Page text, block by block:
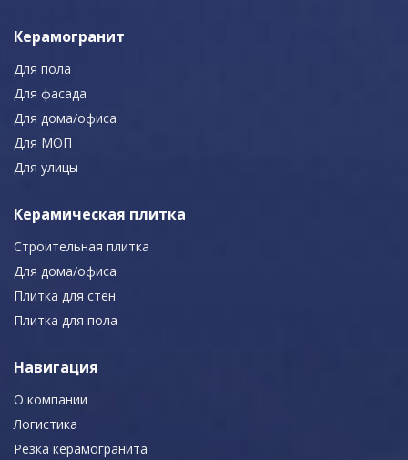
Керамогранит
Для пола
Для фасада
Для дома/офиса
Для МОП
Для улицы
Керамическая плитка
Строительная плитка
Для дома/офиса
Плитка для стен
Плитка для пола
Навигация
О компании
Логистика
Резка керамогранита